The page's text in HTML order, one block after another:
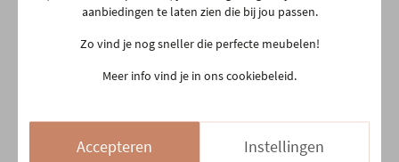
Plaats productie Belgisch
aanbiedingen te laten zien die bij jou passen.
Zo vind je nog sneller die perfecte meubelen!
Meer info vind je in ons cookiebeleid.
Accepteren Instellingen